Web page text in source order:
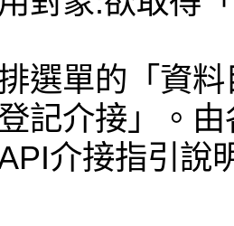
選單的「資
登記介接」。
介接指引說